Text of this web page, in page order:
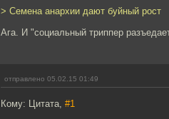
> Семена анархии дают буйный рост
Ага. И "социальный триппер
отправлено 05.02.15 01:49
Кому: Цитата, #1